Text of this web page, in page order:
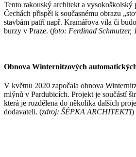
Tento rakouský architekt a vysokoškolský
Čechách přispěl k současnému obrazu
stavbám patří např. Kramářova vila či
burzy v Praze. (foto: Ferdinad Schmutzer,
Obnova Winternitzových
V květnu 2020 započala obnova
mlýnů v Pardubicích. Projekt je součástí
která je rozdělena do několika dalších
dodavateli. (zdroj: ŠÉPKA ARCHITEKTI)